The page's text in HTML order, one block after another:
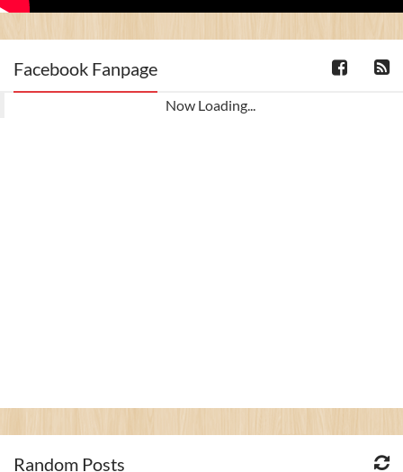
Facebook Fanpage
Now Loading...
Random Posts